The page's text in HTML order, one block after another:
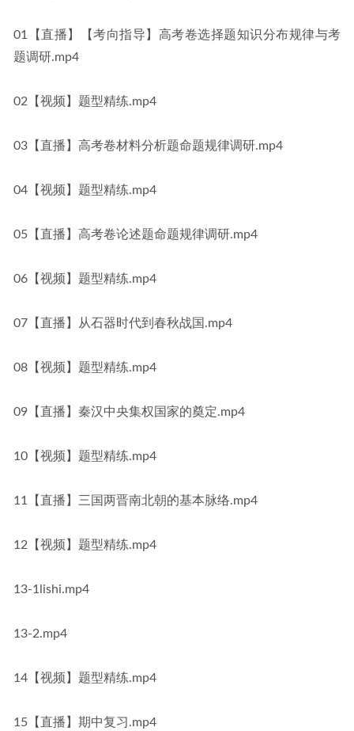
01【直播】【考向指导】高考卷选择题知识分布规律与考
题调研.mp4
02【视频】题型精练.mp4
03【直播】高考卷材料分析题命题规律调研.mp4
04【视频】题型精练.mp4
05【直播】高考卷论述题命题规律调研.mp4
06【视频】题型精练.mp4
07【直播】从石器时代到春秋战国.mp4
08【视频】题型精练.mp4
09【直播】秦汉中央集权国家的奠定.mp4
10【视频】题型精练.mp4
11【直播】三国两晋南北朝的基本脉络.mp4
12【视频】题型精练.mp4
13-1lishi.mp4
13-2.mp4
14【视频】题型精练.mp4
15【直播】期中复习.mp4